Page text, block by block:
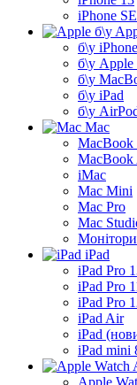
iPhone
б\у iPhone
б\у Apple
б\у
б\у iPad
б\у
Mac
MacBook
MacBook
iMac
Mac Mini
Mac Pro
Mac
iPad
iPad Pro
iPad Pro
iPad Pro
iPad Air
iPad
iPad mini
Apple